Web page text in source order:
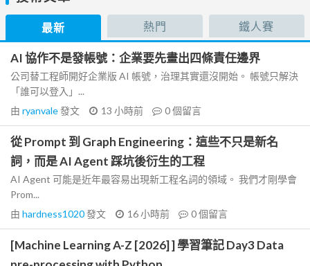
最新 熱門 鐵人賽
AI 協作不是發帳號：企業要先畫出四條責任邊界
公司替工程師開好企業版 AI 帳號，治理其實還沒開始。 帳號只解決
「誰可以登入」...
由 ryanvale發文 13 小時前 0個留言
從 Prompt 到 Graph Engineering：這些不只是新名
詞，而是 AI Agent 踩坑後衍生的工程
AI Agent 可能是近年最容易出現新工程名詞的領域。 我們才剛學會
Prom...
由 hardness1020發文 16 小時前 0個留言
[Machine Learning A-Z [2026] ] 學習筆記 Day3 Data